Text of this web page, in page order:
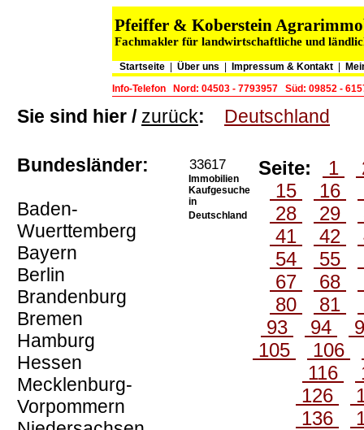
Pfeiffer & Koberstein
Fachmakler für landwirtschaftliche und
Startseite Über uns Impressum & Kontakt
Info-Telefon
Nord: 04503 - 7793957 Süd: 09852 -
Sie sind hier / zurück: Deutschland
Bundesländer:
Baden-
Wuerttemberg
Bayern
Berlin
Brandenburg
Bremen
Hamburg
Hessen
Mecklenburg-
Vorpommern
33617
Immobilien
Kaufgesuche
in
Deutschland
Seite: 1
15
16
28
29
41
42
54
55
67
68
80
81
93
94
105
106
116
126
136